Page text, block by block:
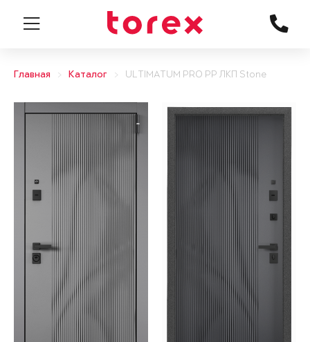
Главная Каталог ULTIMATUM PRO PP ЛКП Stone